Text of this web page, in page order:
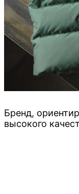
Бренд,
высокого